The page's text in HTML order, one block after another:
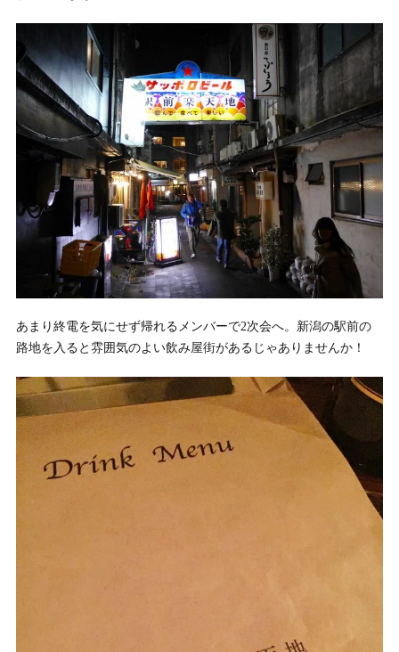
あまり終電を気にせず帰れるメンバーで2次会へ。新潟の駅前の
路地を入ると雰囲気のよい飲み屋街があるじゃありませんか！